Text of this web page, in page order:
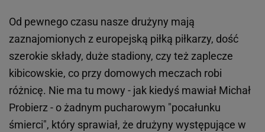
Od pewnego czasu nasze drużyny mają
zaznajomionych z europejską piłką piłkarzy, dość
szerokie składy, duże stadiony, czy też zaplecze
kibicowskie, co przy domowych meczach robi
różnicę. Nie ma tu mowy - jak kiedyś mawiał Michał
Probierz - o żadnym pucharowym "pocałunku
śmierci", który sprawiał, że drużyny występujące w